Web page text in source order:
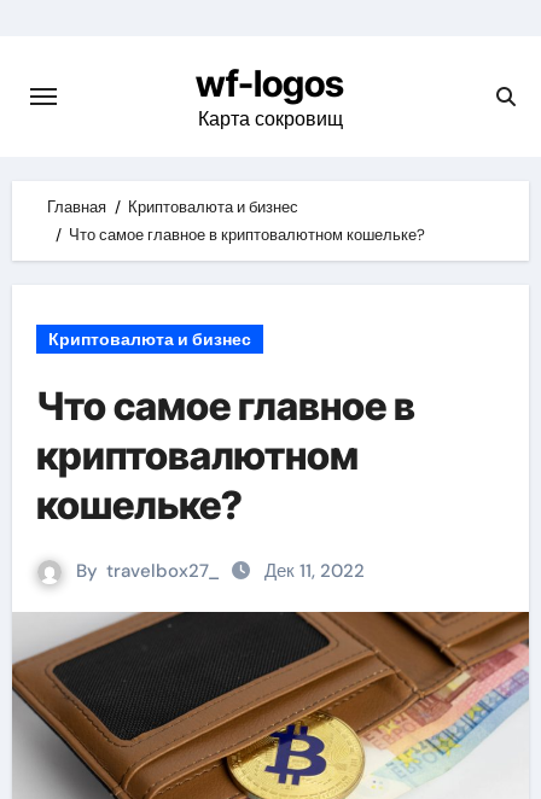
content
wf-logos
Карта сокровищ
Главная
Криптовалюта и бизнес
Что самое главное в криптовалютном кошельке?
Криптовалюта и бизнес
Что самое главное в
криптовалютном
кошельке?
By travelbox27_ Дек 11, 2022